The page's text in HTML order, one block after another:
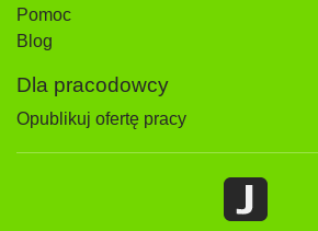
Pomoc
Blog
Dla pracodowcy
Opublikuj ofertę pracy